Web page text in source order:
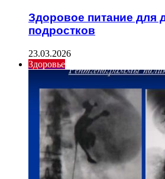
Здоровое питание для
подростков
23.03.2026
Здоровье